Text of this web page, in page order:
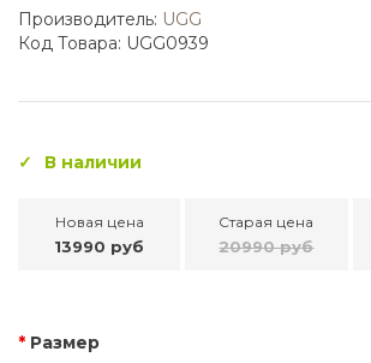
Производитель: UGG
Код Товара: UGG0939
В наличии
Новая цена
13990 руб
Старая цена
20990 руб
Размер